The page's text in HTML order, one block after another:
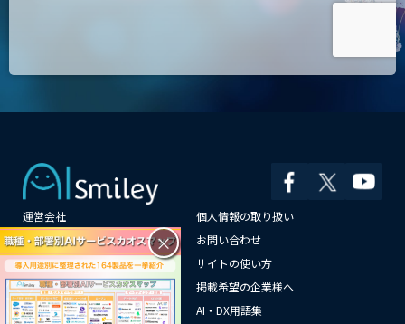
運営会社
個人情報の取り扱い
よくある質問
お問い合わせ
メールマガジン登録
サイトの使い方
情報提供はこちらから
掲載希望の企業様へ
AI企業一覧
AI・DX用語集
×